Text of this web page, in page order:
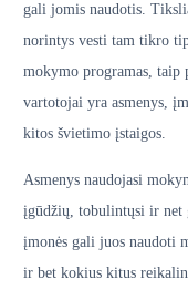
gali jomis naudotis.
norintys vesti tam tikro
mokymo programas,
vartotojai yra asmenys,
kitos švietimo įstaigos.
Asmenys naudojasi
įgūdžių, tobulintųsi ir net
įmonės gali juos naudoti
ir bet kokius kitus